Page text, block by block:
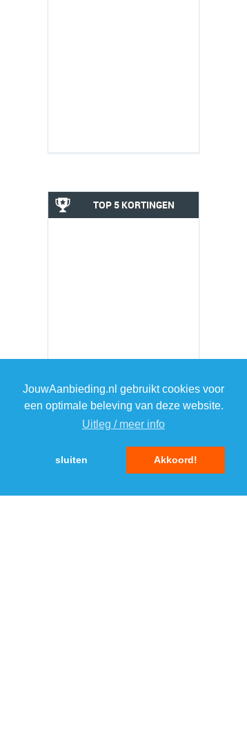
JouwAanbieding.nl gebruikt cookies voor
een optimale beleving van deze website.
Uitleg / meer info
sluiten Akkoord!
TOP 5 KORTINGEN